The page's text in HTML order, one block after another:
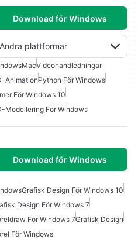
Download för Windows
Andra plattformar
MacVideohandledningar
AnimationPython För Windows
För Windows 10
Modellering För Windows
Download för Windows
Grafisk Design För Windows 10
Design För Windows 7
För Windows 7Grafisk Design
För Windows